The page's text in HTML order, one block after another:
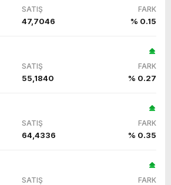
SATIŞ FARK
47,7046 % 0.15
SATIŞ FARK
55,1840 % 0.27
SATIŞ FARK
64,4336 % 0.35
SATIŞ FARK